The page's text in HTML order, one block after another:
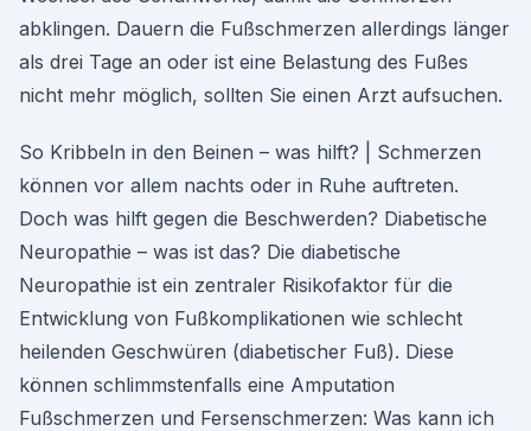
abklingen. Dauern die Fußschmerzen allerdings länger
als drei Tage an oder ist eine Belastung des Fußes
nicht mehr möglich, sollten Sie einen Arzt aufsuchen.
So Kribbeln in den Beinen – was hilft? | Schmerzen
können vor allem nachts oder in Ruhe auftreten.
Doch was hilft gegen die Beschwerden? Diabetische
Neuropathie – was ist das? Die diabetische
Neuropathie ist ein zentraler Risikofaktor für die
Entwicklung von Fußkomplikationen wie schlecht
heilenden Geschwüren (diabetischer Fuß). Diese
können schlimmstenfalls eine Amputation
Fußschmerzen und Fersenschmerzen: Was kann ich